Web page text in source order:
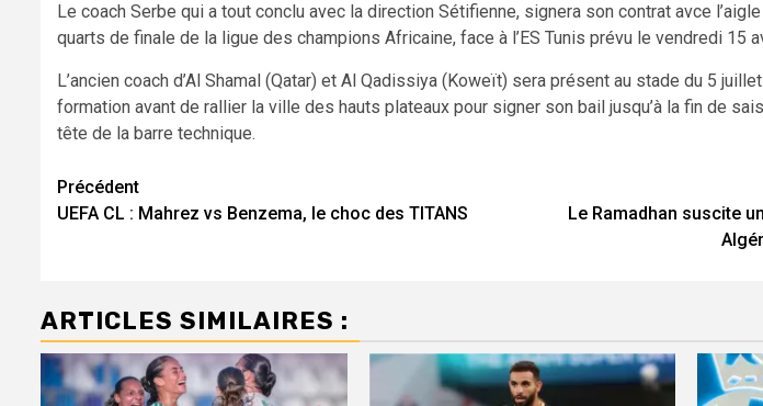
Le coach Serbe qui a tout conclu avec la direction Sétifienne, signera son contrat avce
quarts de finale de la ligue des champions Africaine, face à l’ES Tunis prévu le vendredi 15
L’ancien coach d’Al Shamal (Qatar) et Al Qadissiya (Koweït) sera présent au stade du 5
formation avant de rallier la ville des hauts plateaux pour signer son bail jusqu’à la fin de
tête de la barre technique.
Navigation
d’article
Précédent
UEFA CL : Mahrez vs Benzema, le choc des TITANS
Le Ramadhan suscite
ARTICLES SIMILAIRES :